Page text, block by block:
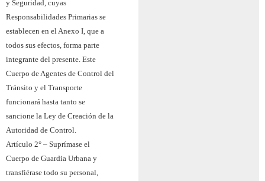
y Seguridad, cuyas
Responsabilidades Primarias se
establecen en el Anexo I, que a
todos sus efectos, forma parte
integrante del presente. Este
Cuerpo de Agentes de Control del
Tránsito y el Transporte
funcionará hasta tanto se
sancione la Ley de Creación de la
Autoridad de Control.
Artículo 2° – Suprímase el
Cuerpo de Guardia Urbana y
transfiérase todo su personal,